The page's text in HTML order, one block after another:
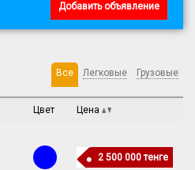
Добавить объявление
Все Легковые Грузовые
Цвет Цена
2 500 000 тенге